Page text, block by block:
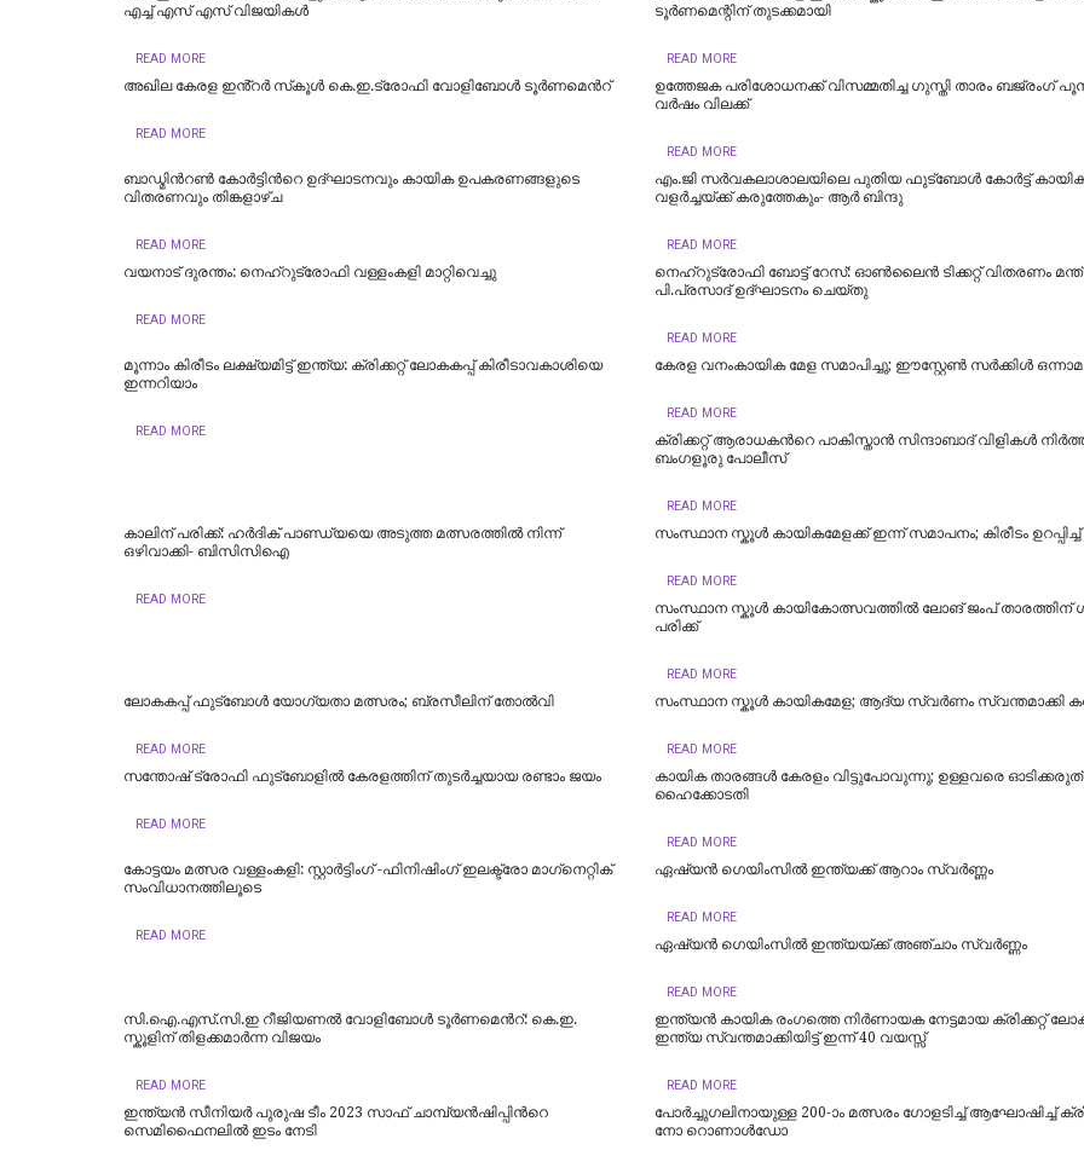
എച്ച് എസ് എസ് വിജയികൾ
READ MORE
ടൂർണമെന്റിന് തുടക്കമായി
READ MORE
അഖില കേരള ഇൻ്റർ സ്‌കൂൾ കെ.ഇ.ട്രോഫി വോളിബോൾ ടൂർണമെന്‍റ്
READ MORE
ഉത്തേജക പരിശോധനക്ക് വിസമ്മതിച്ച ഗുസ്തി താരം ബജ്രംഗ്
വർഷം വിലക്ക്
READ MORE
ബാഡ്മിന്‍റൺ കോർട്ടിന്‍റെ ഉദ്ഘാടനവും കായിക ഉപകരണങ്ങളുടെ
വിതരണവും തിങ്കളാഴ്ച
READ MORE
എം.ജി സര്‍വകലാശാലയിലെ പുതിയ ഫുട്ബോള്‍ കോര്‍ട്ട്
വളര്‍ച്ചയ്ക്ക് കരുത്തേകും- ആര്‍ ബിന്ദു
READ MORE
വയനാട് ദുരന്തം: നെഹ്റുട്രോഫി വള്ളംകളി മാറ്റിവെച്ചു
READ MORE
നെഹ്‌റുട്രോഫി ബോട്ട് റേസ്: ഓൺലൈൻ ടിക്കറ്റ് വിതരണം
പി.പ്രസാദ് ഉദ്ഘാടനം ചെയ്തു
READ MORE
മൂന്നാം കിരീടം ലക്ഷ്യമിട്ട് ഇന്ത്യ: ക്രിക്കറ്റ് ലോകകപ്പ് കിരീടാവകാശിയെ
ഇന്നറിയാം
READ MORE
കേരള വനംകായിക മേള സമാപിച്ചു; ഈസ്റ്റേൺ സർക്കിൾ
READ MORE
ക്രിക്കറ്റ് ആരാധകന്‍റെ പാകിസ്താന്‍ സിന്ദാബാദ് വിളികള്‍
ബംഗളൂരു പോലീസ്
READ MORE
കാലിന് പരിക്ക്: ഹര്‍ദിക് പാണ്ഡ്യയെ അടുത്ത മത്സരത്തില്‍ നിന്ന്
ഒഴിവാക്കി- ബിസിസിഐ
READ MORE
സംസ്ഥാന സ്കൂൾ കായികമേളക്ക് ഇന്ന് സമാപനം; കിരീടം ഉറപ്പിച്ച്
READ MORE
സംസ്ഥാന സ്കൂൾ കായികോത്സവത്തിൽ ലോങ് ജംപ്
പരിക്ക്
READ MORE
ലോകകപ്പ് ഫുട്ബോൾ യോഗ്യതാ മത്സരം; ബ്രസീലിന് തോൽവി
READ MORE
സംസ്ഥാന സ്കൂൾ കായികമേള; ആദ്യ സ്വർണം സ്വന്തമാക്കി
READ MORE
സന്തോഷ് ട്രോഫി ഫുട്ബോളില്‍ കേരളത്തിന് തുടര്‍ച്ചയായ രണ്ടാം ജയം
READ MORE
കായിക താരങ്ങള്‍ കേരളം വിട്ടുപോവുന്നു; ഉള്ളവരെ ഓടിക്കരുത്
ഹൈക്കോടതി
READ MORE
കോട്ടയം മത്സര വള്ളംകളി: സ്റ്റാര്‍ട്ടിംഗ് -ഫിനിഷിംഗ് ഇലക്ട്രോ മാഗ്‌നെറ്റിക്
സംവിധാനത്തിലൂടെ
READ MORE
ഏഷ്യൻ ഗെയിംസില്‍ ഇന്ത്യക്ക് ആറാം സ്വര്‍ണ്ണം
READ MORE
ഏഷ്യന്‍ ഗെയിംസില്‍ ഇന്ത്യയ്ക്ക് അഞ്ചാം സ്വര്‍ണ്ണം
READ MORE
സി.ഐ.എസ്.സി.ഇ റീജിയണല്‍ വോളിബോള്‍ ടൂര്‍ണമെന്‍റ്: കെ.ഇ.
സ്കൂളിന് തിളക്കമാര്‍ന്ന വിജയം
READ MORE
ഇന്ത്യന്‍ കായിക രംഗത്തെ നിര്‍ണായക നേട്ടമായ ക്രിക്കറ്റ്
ഇന്ത്യ സ്വന്തമാക്കിയിട്ട് ഇന്ന് 40 വയസ്സ്
READ MORE
ഇന്ത്യൻ സീനിയര്‍ പുരുഷ ടീം 2023 സാഫ് ചാമ്പ്യൻഷിപ്പിന്‍റെ
സെമിഫൈനലില്‍ ഇടം നേടി
പോ​ർ​ച്ചു​ഗ​ലി​നാ​യു​ള്ള 200-ാം മ​ത്സ​രം ഗോ​ള​ടി​ച്ച് ആ​ഘോ​ഷി​ച്ച്
നോ റൊ​ണാ​ൾ​ഡോ